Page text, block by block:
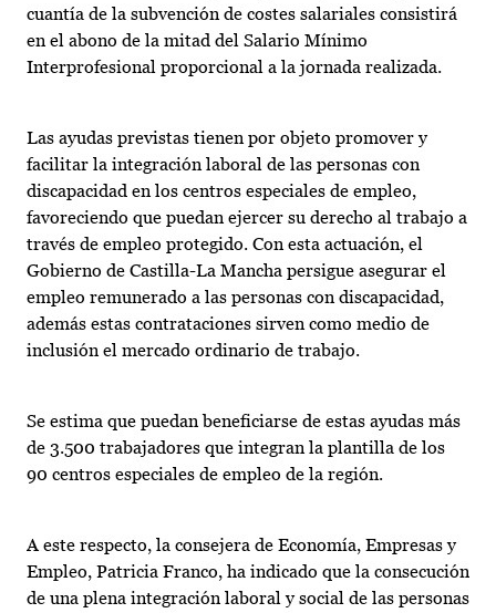
cuantía de la subvención de costes salariales consistirá
en el abono de la mitad del Salario Mínimo
Interprofesional proporcional a la jornada realizada.
Las ayudas previstas tienen por objeto promover y
facilitar la integración laboral de las personas con
discapacidad en los centros especiales de empleo,
favoreciendo que puedan ejercer su derecho al trabajo a
través de empleo protegido. Con esta actuación, el
Gobierno de Castilla-La Mancha persigue asegurar el
empleo remunerado a las personas con discapacidad,
además estas contrataciones sirven como medio de
inclusión el mercado ordinario de trabajo.
Se estima que puedan beneficiarse de estas ayudas más
de 3.500 trabajadores que integran la plantilla de los
90 centros especiales de empleo de la región.
A este respecto, la consejera de Economía, Empresas y
Empleo, Patricia Franco, ha indicado que la consecución
de una plena integración laboral y social de las personas